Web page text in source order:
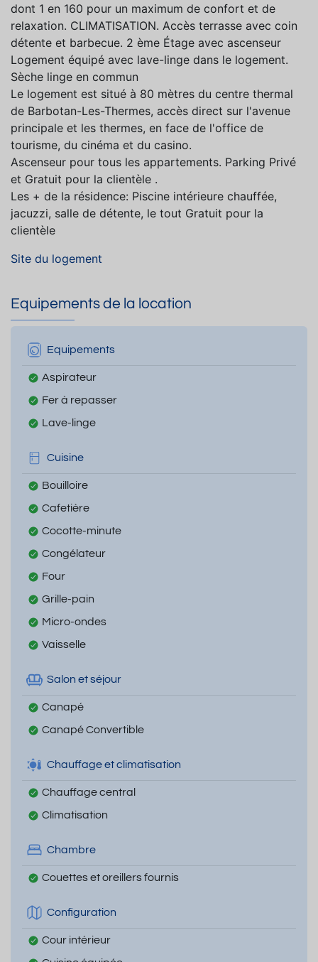
dont 1 en 160 pour un maximum de confort et de
relaxation. CLIMATISATION. Accès terrasse avec coin
détente et barbecue. 2 ème Étage avec ascenseur
Logement équipé avec lave-linge dans le logement.
Sèche linge en commun
Le logement est situé à 80 mètres du centre thermal
de Barbotan-Les-Thermes, accès direct sur l'avenue
principale et les thermes, en face de l'office de
tourisme, du cinéma et du casino.
Ascenseur pour tous les appartements. Parking Privé
et Gratuit pour la clientèle .
Les + de la résidence: Piscine intérieure chauffée,
jacuzzi, salle de détente, le tout Gratuit pour la
clientèle
Site du logement
Equipements de la location
Equipements
Aspirateur
Fer à repasser
Lave-linge
Cuisine
Bouilloire
Cafetière
Cocotte-minute
Congélateur
Four
Grille-pain
Micro-ondes
Vaisselle
Salon et séjour
Canapé
Canapé Convertible
Chauffage et climatisation
Chauffage central
Climatisation
Chambre
Couettes et oreillers fournis
Configuration
Cour intérieur